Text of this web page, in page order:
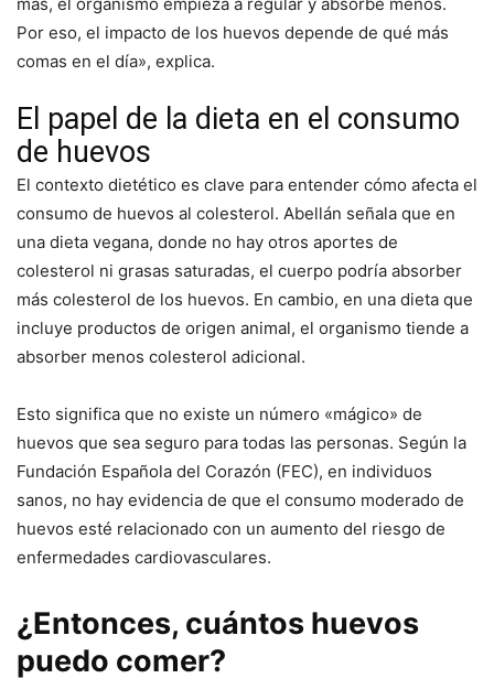
más, el organismo empieza a regular y absorbe menos.
Por eso, el impacto de los huevos depende de qué más
comas en el día», explica.
El papel de la dieta en el consumo
de huevos
El contexto dietético es clave para entender cómo afecta el
consumo de huevos al colesterol. Abellán señala que en
una dieta vegana, donde no hay otros aportes de
colesterol ni grasas saturadas, el cuerpo podría absorber
más colesterol de los huevos. En cambio, en una dieta que
incluye productos de origen animal, el organismo tiende a
absorber menos colesterol adicional.
Esto significa que no existe un número «mágico» de
huevos que sea seguro para todas las personas. Según la
Fundación Española del Corazón (FEC), en individuos
sanos, no hay evidencia de que el consumo moderado de
huevos esté relacionado con un aumento del riesgo de
enfermedades cardiovasculares.
¿Entonces, cuántos huevos
puedo comer?